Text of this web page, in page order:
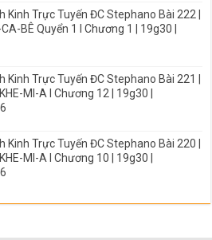
Kinh Trực Tuyến ĐC Stephano Bài 222 |
BÊ Quyển 1 I Chương 1 | 19g30 |
Kinh Trực Tuyến ĐC Stephano Bài 221 |
MI-A I Chương 12 | 19g30 |
Kinh Trực Tuyến ĐC Stephano Bài 220 |
MI-A I Chương 10 | 19g30 |